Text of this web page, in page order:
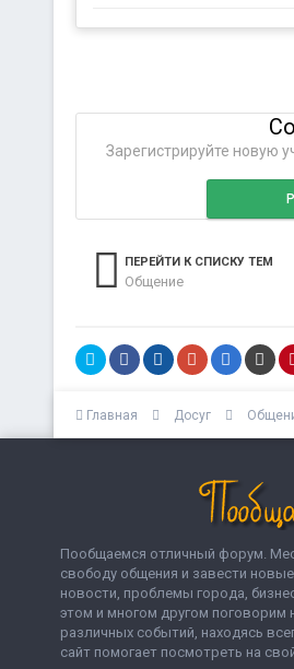
Зарегистрируйте новую
ПЕРЕЙТИ К СПИСКУ ТЕМ
Общение
Главная Досуг
Пообщаемся отличный форум.
свободу общения и завести
новости, проблемы города,
этом и многом другом поговорим
различных событий, находясь
сайт помогает посмотреть на